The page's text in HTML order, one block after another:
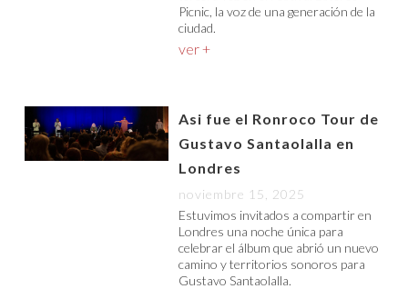
Picnic, la voz de una generación de la
ciudad.
ver +
Asi fue el Ronroco Tour de
Gustavo Santaolalla en
Londres
noviembre 15, 2025
Estuvimos invitados a compartir en
Londres una noche única para
celebrar el álbum que abrió un nuevo
camino y territorios sonoros para
Gustavo Santaolalla.